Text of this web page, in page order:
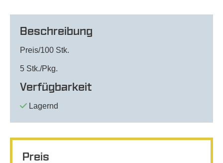
Beschreibung
Preis/100 Stk.
5 Stk./Pkg.
Verfügbarkeit
Lagernd
Preis